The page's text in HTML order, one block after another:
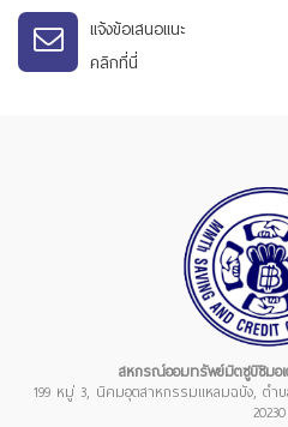
แจ้งข้อเสนอแนะ
คลิกที่นี่
สหกรณ์ออมทรัพย์มิตซูบิชิมอเ
199 หมู่ 3, นิคมอุตสาหกรรมแหลมฉบัง, ตำบ
20230